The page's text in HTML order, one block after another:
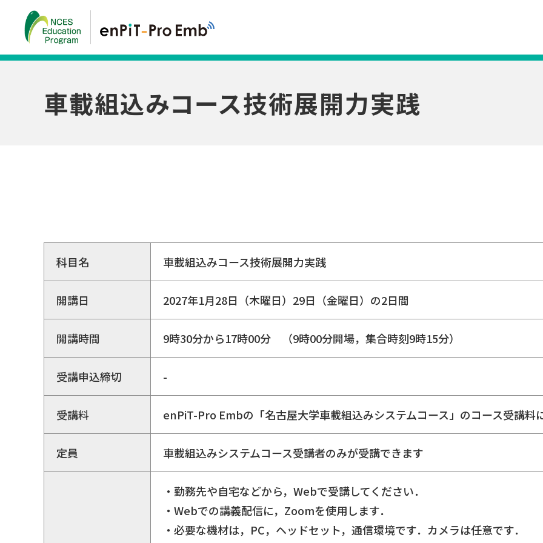
車載組込みコース技術展開力実践
科目名 車載組込みコース技術展開力実践
開講日 2027年1月28日（木曜日）29日（金曜日）の2日間
開講時間 9時30分から17時00分 （9時00分開場，集合時刻9時15分）
受講申込締切 -
受講料 enPiT-Pro Embの「名古屋大学車載組込みシステムコース」のコース受講料
定員 車載組込みシステムコース受講者のみが受講できます
・勤務先や自宅などから，Webで受講してください．
・Webでの講義配信に，Zoomを使用します．
・必要な機材は，PC，ヘッドセット，通信環境です．カメラは任意です．